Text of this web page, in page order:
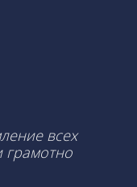
всех
грамотно